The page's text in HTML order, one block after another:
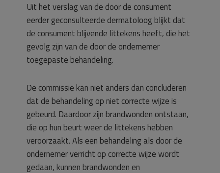
Uit het verslag van de door de consument
eerder geconsulteerde dermatoloog blijkt dat
de consument blijvende littekens heeft, die het
gevolg zijn van de door de ondernemer
toegepaste behandeling.
De commissie kan niet anders dan concluderen
dat de behandeling op niet correcte wijze is
gebeurd. Daardoor zijn brandwonden ontstaan,
die op hun beurt weer de littekens hebben
veroorzaakt. Als een behandeling als door de
ondernemer verricht op correcte wijze wordt
gedaan, kunnen brandwonden en